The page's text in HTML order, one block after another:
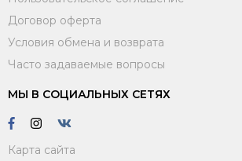
Договор оферта
Условия обмена и возврата
Часто задаваемые вопросы
МЫ В СОЦИАЛЬНЫХ СЕТЯХ
Карта сайта